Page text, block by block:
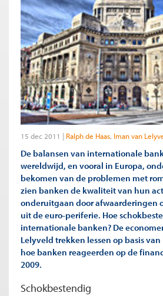
15 dec 2011 Ralph de Haas Iman van
De balansen van internationale
wereldwijd, en vooral in Europa,
bekomen van de problemen met
zien banken de kwaliteit van hun
onderuitgaan door afwaarderingen
uit de euro-periferie. Hoe
internationale banken? De
Lelyveld trekken lessen op basis
hoe banken reageerden op de
2009.
Schokbestendig